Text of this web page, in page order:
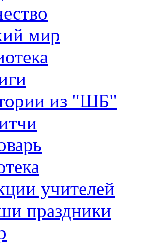
мир
из "ШБ"
учителей
праздники